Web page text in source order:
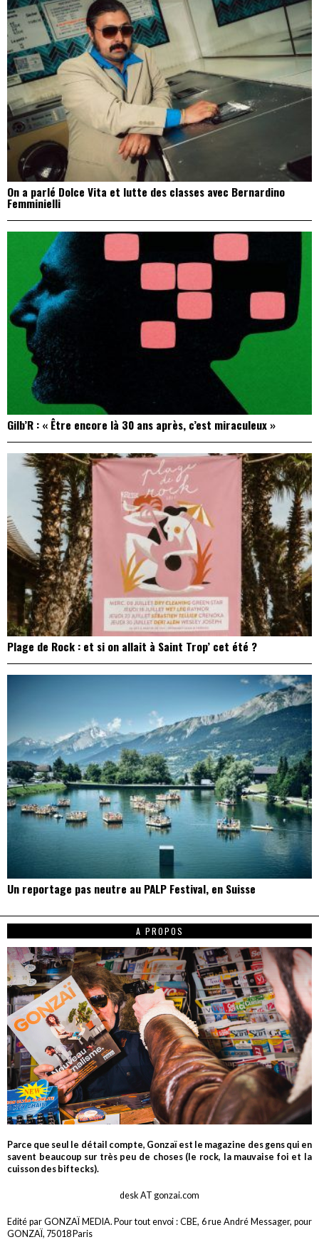
On a parlé Dolce Vita et lutte des classes avec Bernardino
Femminielli
Gilb’R : « Être encore là 30 ans après, c’est miraculeux »
Plage de Rock : et si on allait à Saint Trop’ cet été ?
Un reportage pas neutre au PALP Festival, en Suisse
A PROPOS
Parce que seul le détail compte, Gonzaï est le magazine des gens qui en
savent beaucoup sur très peu de choses (le rock, la mauvaise foi et la
cuisson des biftecks).
desk AT gonzai.com
Edité par GONZAÏ MEDIA. Pour tout envoi : CBE, 6 rue André Messager, pour
GONZAÏ, 75018 Paris